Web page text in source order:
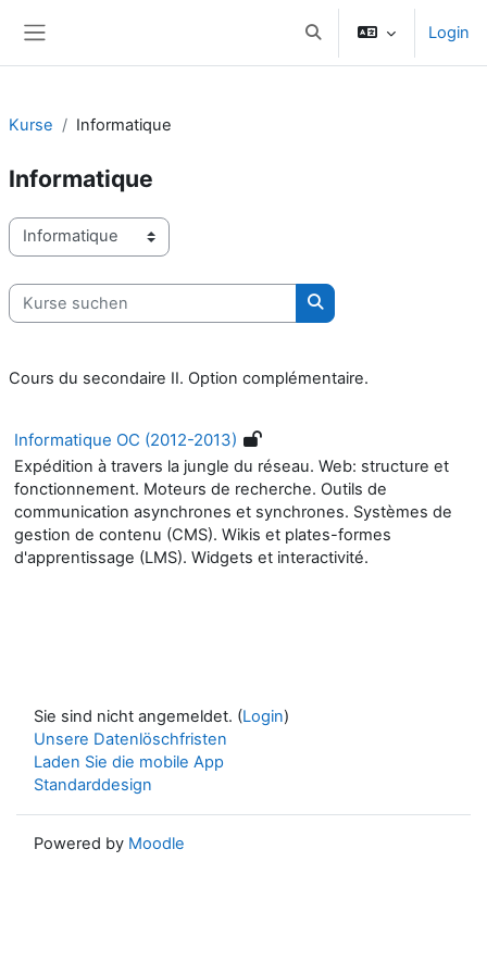
Sucheingabe Login
Kurse Informatique
Informatique
Kursbereiche
Kurse suchen
Kurse suchen
Cours du secondaire II. Option complémentaire.
Informatique OC (2012-2013)
Expédition à travers la jungle du réseau. Web: structure et
fonctionnement. Moteurs de recherche. Outils de
communication asynchrones et synchrones. Systèmes de
gestion de contenu (CMS). Wikis et plates-formes
d'apprentissage (LMS). Widgets et interactivité.
Sie sind nicht angemeldet. (Login)
Unsere Datenlöschfristen
Laden Sie die mobile App
Standarddesign
Powered by Moodle